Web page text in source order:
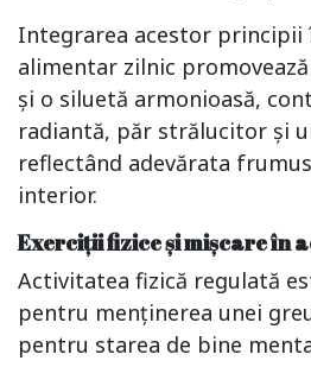
Integrarea acestor principii
alimentar zilnic
și o siluetă armonioasă,
radiantă, păr strălucitor și
reflectând adevărata
interior.
Exerciții fizice și mișcare în
Activitatea fizică regulată
pentru menținerea unei
pentru starea de bine